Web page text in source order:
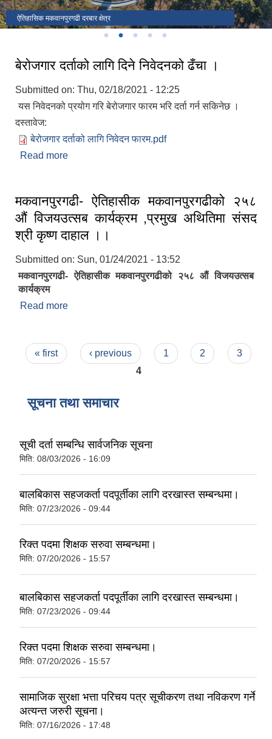
ऐतिहासिक मकवानपुरगढी दरबार क्षेत्र
बेरोजगार दर्ताको लागि दिने निवेदनको ढँचा ।
Submitted on: Thu, 02/18/2021 - 12:25
यस निवेदनको प्रयोग गरि बेरोजगार फारम भरि दर्ता गर्न सकिनेछ ।
दस्तावेज:
बेरोजगार दर्ताको लागि निवेदन फारम.pdf
Read more
मकवानपुरगढी- ऐतिहासीक मकवानपुरगढीको २५८
औं विजयउत्सब कार्यक्रम ,प्रमुख अथितिमा संसद
श्री कृष्ण दाहाल ।।
Submitted on: Sun, 01/24/2021 - 13:52
मकवानपुरगढी- ऐतिहासीक मकवानपुरगढीको २५८ औं विजयउत्सब
कार्यक्रम
Read more
Pages
« first ‹ previous 1 2
3
4
सूचना तथा समाचार
सूची दर्ता सम्बन्धि सार्वजनिक सूचना
मिति: 08/03/2026 - 16:09
बालबिकास सहजकर्ता पदपूर्तीका लागि दरखास्त सम्बन्धमा।
मिति: 07/23/2026 - 09:44
रिक्त पदमा शिक्षक सरुवा सम्बन्धमा।
मिति: 07/20/2026 - 15:57
बालबिकास सहजकर्ता पदपूर्तीका लागि दरखास्त सम्बन्धमा।
मिति: 07/23/2026 - 09:44
रिक्त पदमा शिक्षक सरुवा सम्बन्धमा।
मिति: 07/20/2026 - 15:57
सामाजिक सुरक्षा भत्ता परिचय पत्र सूचीकरण तथा नविकरण गर्ने
अत्यन्त जरुरी सूचना।
मिति: 07/16/2026 - 17:48